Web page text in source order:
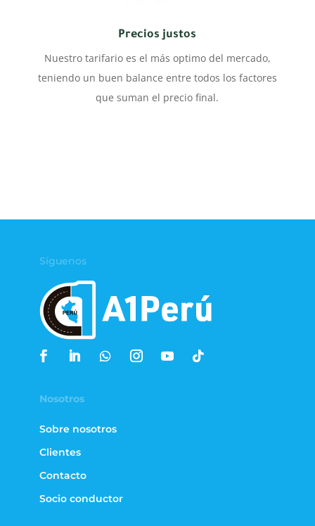
Precios justos
Nuestro tarifario es el más optimo del mercado,
teniendo un buen balance entre todos los factores
que suman el precio final.
Síguenos
Nosotros
Sobre nosotros
Clientes
Contacto
Socio conductor